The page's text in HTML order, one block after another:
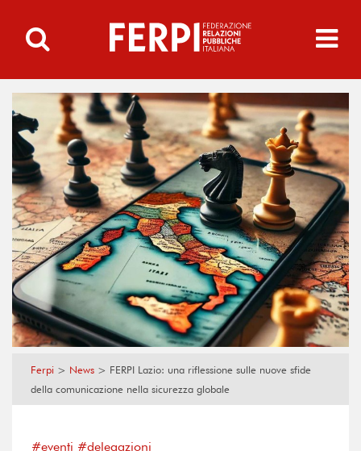
Ferpi > News > FERPI Lazio: una riflessione sulle nuove sfide
della comunicazione nella sicurezza globale
#eventi #delegazioni